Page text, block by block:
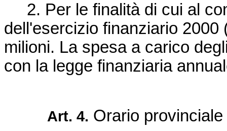
2. Per le finalità di cui al
dell'esercizio finanziario
milioni. La spesa a carico
con la legge finanziaria
Art. 4. Orario